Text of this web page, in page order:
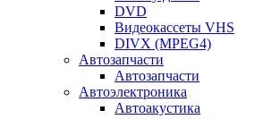
DVD
Видеокассеты VHS
DIVX (MPEG4)
Автозапчасти
Автозапчасти
Автоэлектроника
Автоакустика